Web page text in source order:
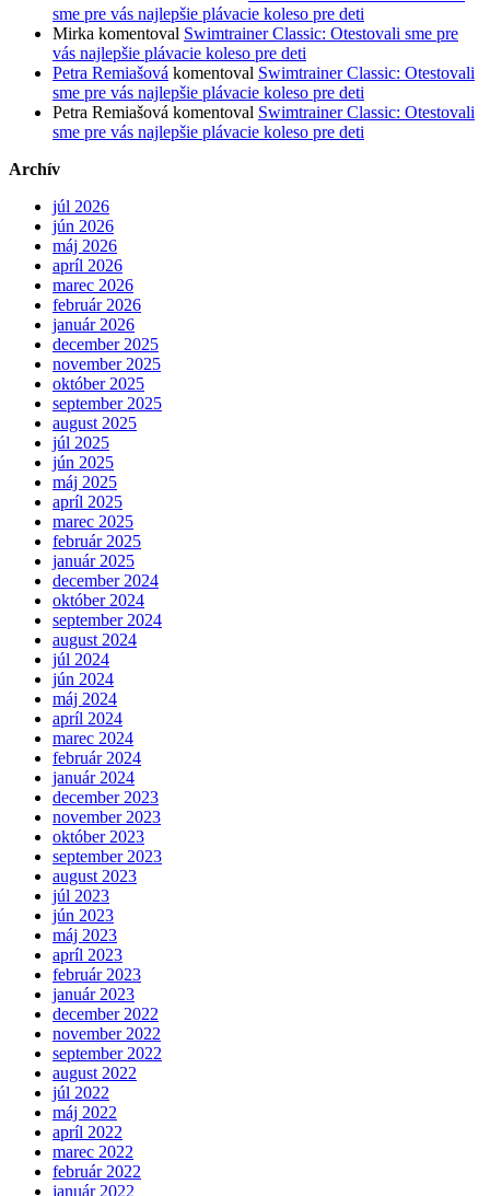
sme pre vás najlepšie plávacie koleso pre deti
Mirka komentoval Swimtrainer Classic: Otestovali sme pre
vás najlepšie plávacie koleso pre deti
Petra Remiašová komentoval Swimtrainer Classic: Otestovali
sme pre vás najlepšie plávacie koleso pre deti
Petra Remiašová komentoval Swimtrainer Classic: Otestovali
sme pre vás najlepšie plávacie koleso pre deti
Archív
júl 2026
jún 2026
máj 2026
apríl 2026
marec 2026
február 2026
január 2026
december 2025
november 2025
október 2025
september 2025
august 2025
júl 2025
jún 2025
máj 2025
apríl 2025
marec 2025
február 2025
január 2025
december 2024
október 2024
september 2024
august 2024
júl 2024
jún 2024
máj 2024
apríl 2024
marec 2024
február 2024
január 2024
december 2023
november 2023
október 2023
september 2023
august 2023
júl 2023
jún 2023
máj 2023
apríl 2023
február 2023
január 2023
december 2022
november 2022
september 2022
august 2022
júl 2022
máj 2022
apríl 2022
marec 2022
február 2022
január 2022